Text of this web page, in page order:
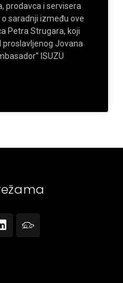
prodavca i servisera
o saradnji između ove
Petra Strugara, koji
proslavljenog Jovana
ISUZU